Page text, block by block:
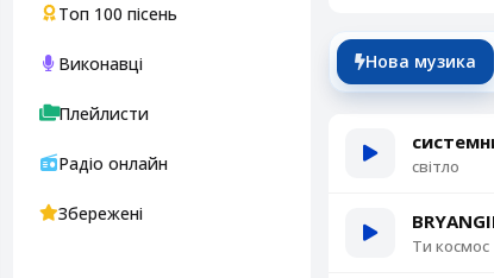
Топ 100 пісень
Виконавці
Плейлисти
Радіо онлайн
Збережені
Нова музика
світло
Ти космос